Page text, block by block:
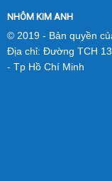
NHÔM KIM ANH
© 2019 - Bản quyền
Địa chỉ: Đường TCH
- Tp Hồ Chí Minh